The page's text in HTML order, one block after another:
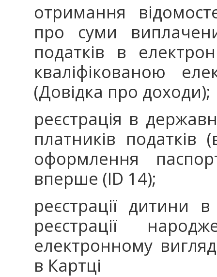
отримання
про суми
податків в
кваліфікованою
(Довідка про доходи);
реєстрація в
платників податків
оформлення
вперше (ID 14);
реєстрації дитини
реєстрації
електронному
в Картці